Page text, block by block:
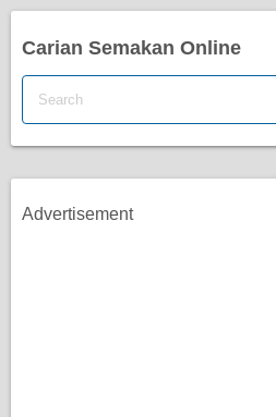
Carian Semakan Online
Advertisement